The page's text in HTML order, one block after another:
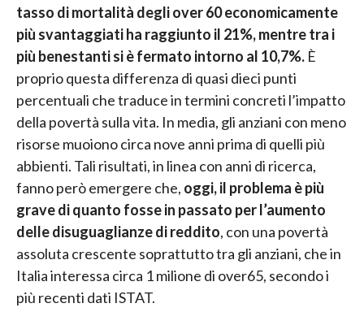
tasso di mortalità degli over 60 economicamente
più svantaggiati ha raggiunto il 21%, mentre tra i
più benestanti si è fermato intorno al 10,7%. È
proprio questa differenza di quasi dieci punti
percentuali che traduce in termini concreti l’impatto
della povertà sulla vita. In media, gli anziani con meno
risorse muoiono circa nove anni prima di quelli più
abbienti. Tali risultati, in linea con anni di ricerca,
fanno però emergere che, oggi, il problema è più
grave di quanto fosse in passato per l’aumento
delle disuguaglianze di reddito, con una povertà
assoluta crescente soprattutto tra gli anziani, che in
Italia interessa circa 1 milione di over65, secondo i
più recenti dati ISTAT.